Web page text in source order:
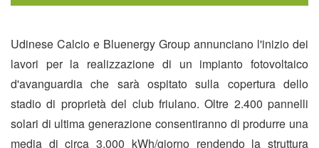
Udinese Calcio e Bluenergy Group annunciano l'inizio dei
lavori per la realizzazione di un impianto fotovoltaico
d'avanguardia che sarà ospitato sulla copertura dello
stadio di proprietà del club friulano. Oltre 2.400 pannelli
solari di ultima generazione consentiranno di produrre una
media di circa 3.000 kWh/giorno rendendo la struttura